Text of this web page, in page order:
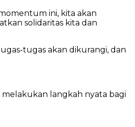
ini, kita akan
solidaritas kita dan
tugas akan dikurangi, dan
langkah nyata bagi